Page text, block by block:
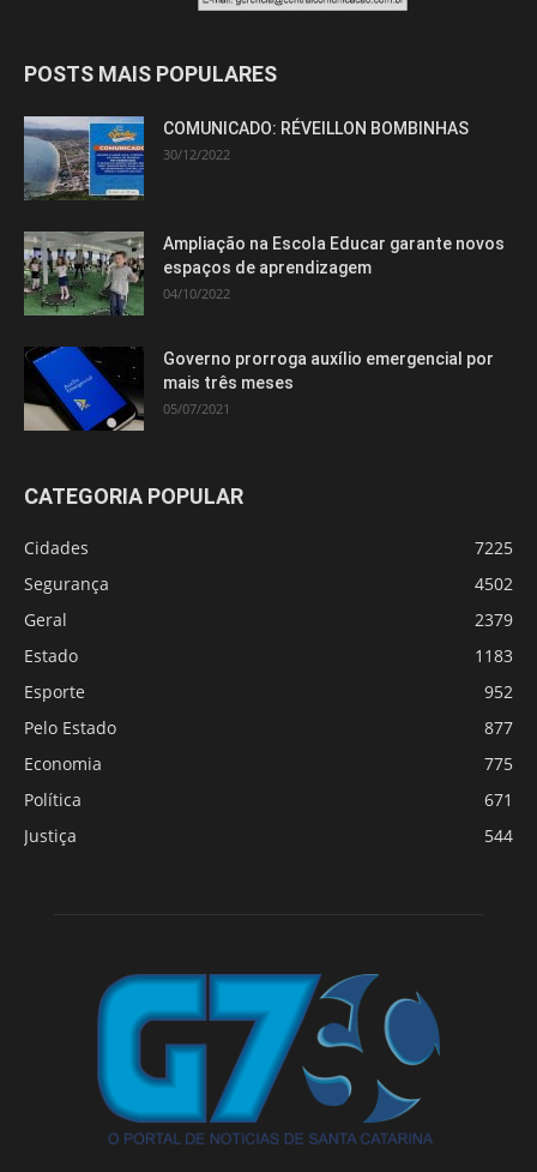
POSTS MAIS POPULARES
COMUNICADO: RÉVEILLON BOMBINHAS
30/12/2022
Ampliação na Escola Educar garante novos
espaços de aprendizagem
04/10/2022
Governo prorroga auxílio emergencial por
mais três meses
05/07/2021
CATEGORIA POPULAR
Cidades
7225
Segurança
4502
Geral
2379
Estado
1183
Esporte
952
Pelo Estado
877
Economia
775
Política
671
Justiça
544